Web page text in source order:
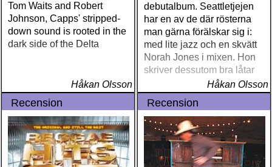
Tom Waits and Robert
Johnson, Capps' stripped-
down sound is rooted in the
dark side of the Delta
Håkan Olsson
debutalbum. Seattletjejen
har en av de där rösterna
man gärna förälskar sig i:
med lite jazz och en skvätt
Norah Jones i mixen. Hon
skriver dessutom bra låtar
Håkan Olsson
Recension Recension